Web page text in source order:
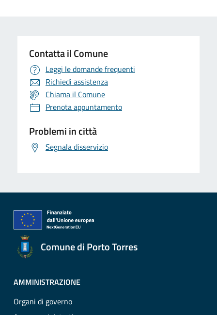
Contatta il Comune
Leggi le domande frequenti
Richiedi assistenza
Chiama il Comune
Prenota appuntamento
Problemi in città
Segnala disservizio
Comune di Porto Torres
AMMINISTRAZIONE
Organi di governo